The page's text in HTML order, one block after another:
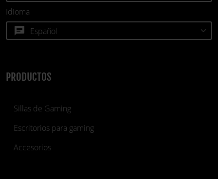
PRODUCTOS
Sillas de Gaming
Escritorios para gaming
Accesorios
Idioma
chat